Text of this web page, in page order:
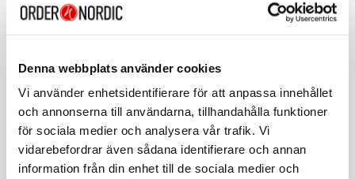
Denna webbplats använder cookies
Vi använder enhetsidentifierare för att anpassa innehållet
och annonserna till användarna, tillhandahålla funktioner
för sociala medier och analysera vår trafik. Vi
vidarebefordrar även sådana identifierare och annan
information från din enhet till de sociala medier och
Se alla produkter inom SportMe
Beskrivning
Art. nr:A16377